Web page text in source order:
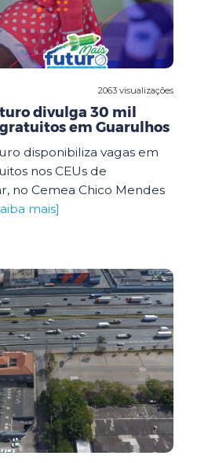
2063 visualizações
divulga 30 mil
em Guarulhos
disponibiliza vagas em
nos CEUs de
no Cemea Chico Mendes
mais]